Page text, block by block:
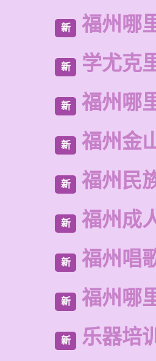
新 福州哪
新 学尤克
新 福州哪
新 福州金
新 福州民
新 福州成
新 福州唱
新 福州哪
新 乐器培